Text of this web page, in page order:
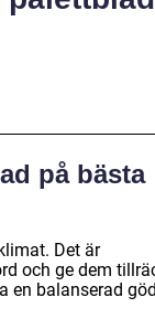
på bästa
Det är
och ge dem
en balanserad